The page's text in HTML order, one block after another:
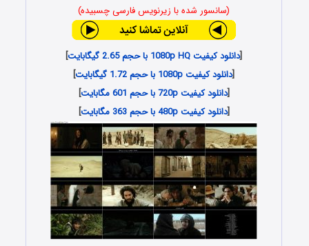
(سانسور شده با زیرنویس فارسی چسبیده)
[دانلود کیفیت 1080p HQ با حجم 2.65 گیگابایت
]
[دانلود کیفیت 1080p با حجم 1.72 گیگابایت
]
[دانلود کیفیت 720p با حجم 601 مگابایت
]
[دانلود کیفیت 480p با حجم 363 مگابایت ]